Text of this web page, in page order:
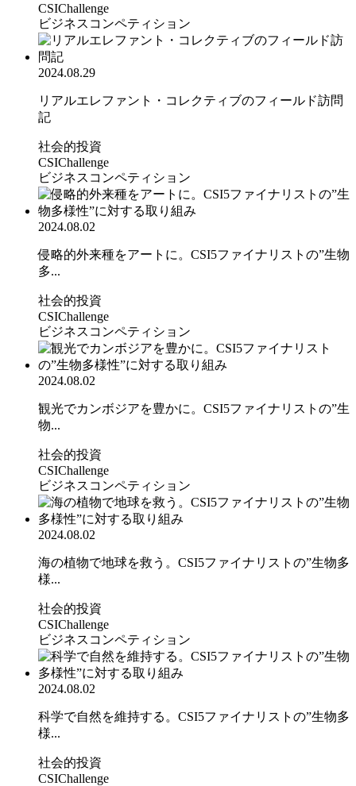
CSIChallenge
ビジネスコンペティション
2024.08.29
リアルエレファント・コレクティブのフィールド訪問
記
社会的投資
CSIChallenge
ビジネスコンペティション
2024.08.02
侵略的外来種をアートに。CSI5ファイナリストの”生物
多...
社会的投資
CSIChallenge
ビジネスコンペティション
2024.08.02
観光でカンボジアを豊かに。CSI5ファイナリストの”生
物...
社会的投資
CSIChallenge
ビジネスコンペティション
2024.08.02
海の植物で地球を救う。CSI5ファイナリストの”生物多
様...
社会的投資
CSIChallenge
ビジネスコンペティション
2024.08.02
科学で自然を維持する。CSI5ファイナリストの”生物多
様...
社会的投資
CSIChallenge